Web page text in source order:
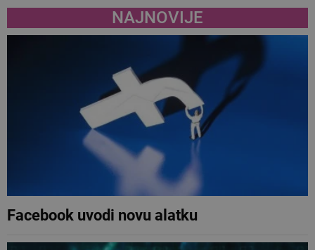
NAJNOVIJE
Facebook uvodi novu alatku